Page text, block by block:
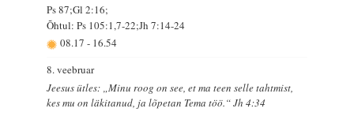
Ps 87;Gl 2:16;
Õhtul: Ps 105:1,7-22;Jh 7:14-24
08.17- 16.54
8. veebruar
Jeesus ütles: „Minu roog on see, et ma teen selle tahtmist,
kes mu on läkitanud, ja lõpetan Tema töö.“ Jh 4:34